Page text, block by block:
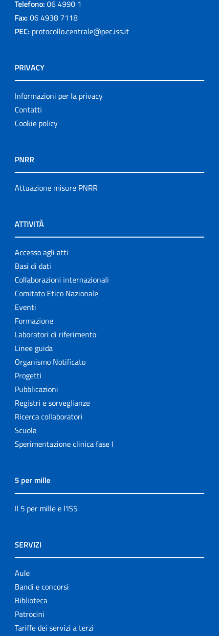
Telefono: 06 4990 1
Fax: 06 4938 7118
PEC: protocollo.centrale@pec.iss.it
PRIVACY
Informazioni per la privacy
Contatti
Cookie policy
PNRR
Attuazione misure PNRR
ATTIVITÀ
Accesso agli atti
Basi di dati
Collaborazioni internazionali
Comitato Etico Nazionale
Eventi
Formazione
Laboratori di riferimento
Linee guida
Organismo Notificato
Progetti
Pubblicazioni
Registri e sorveglianze
Ricerca collaboratori
Scuola
Sperimentazione clinica fase I
5 per mille
Il 5 per mille e l'ISS
SERVIZI
Aule
Bandi e concorsi
Biblioteca
Patrocini
Tariffe dei servizi a terzi